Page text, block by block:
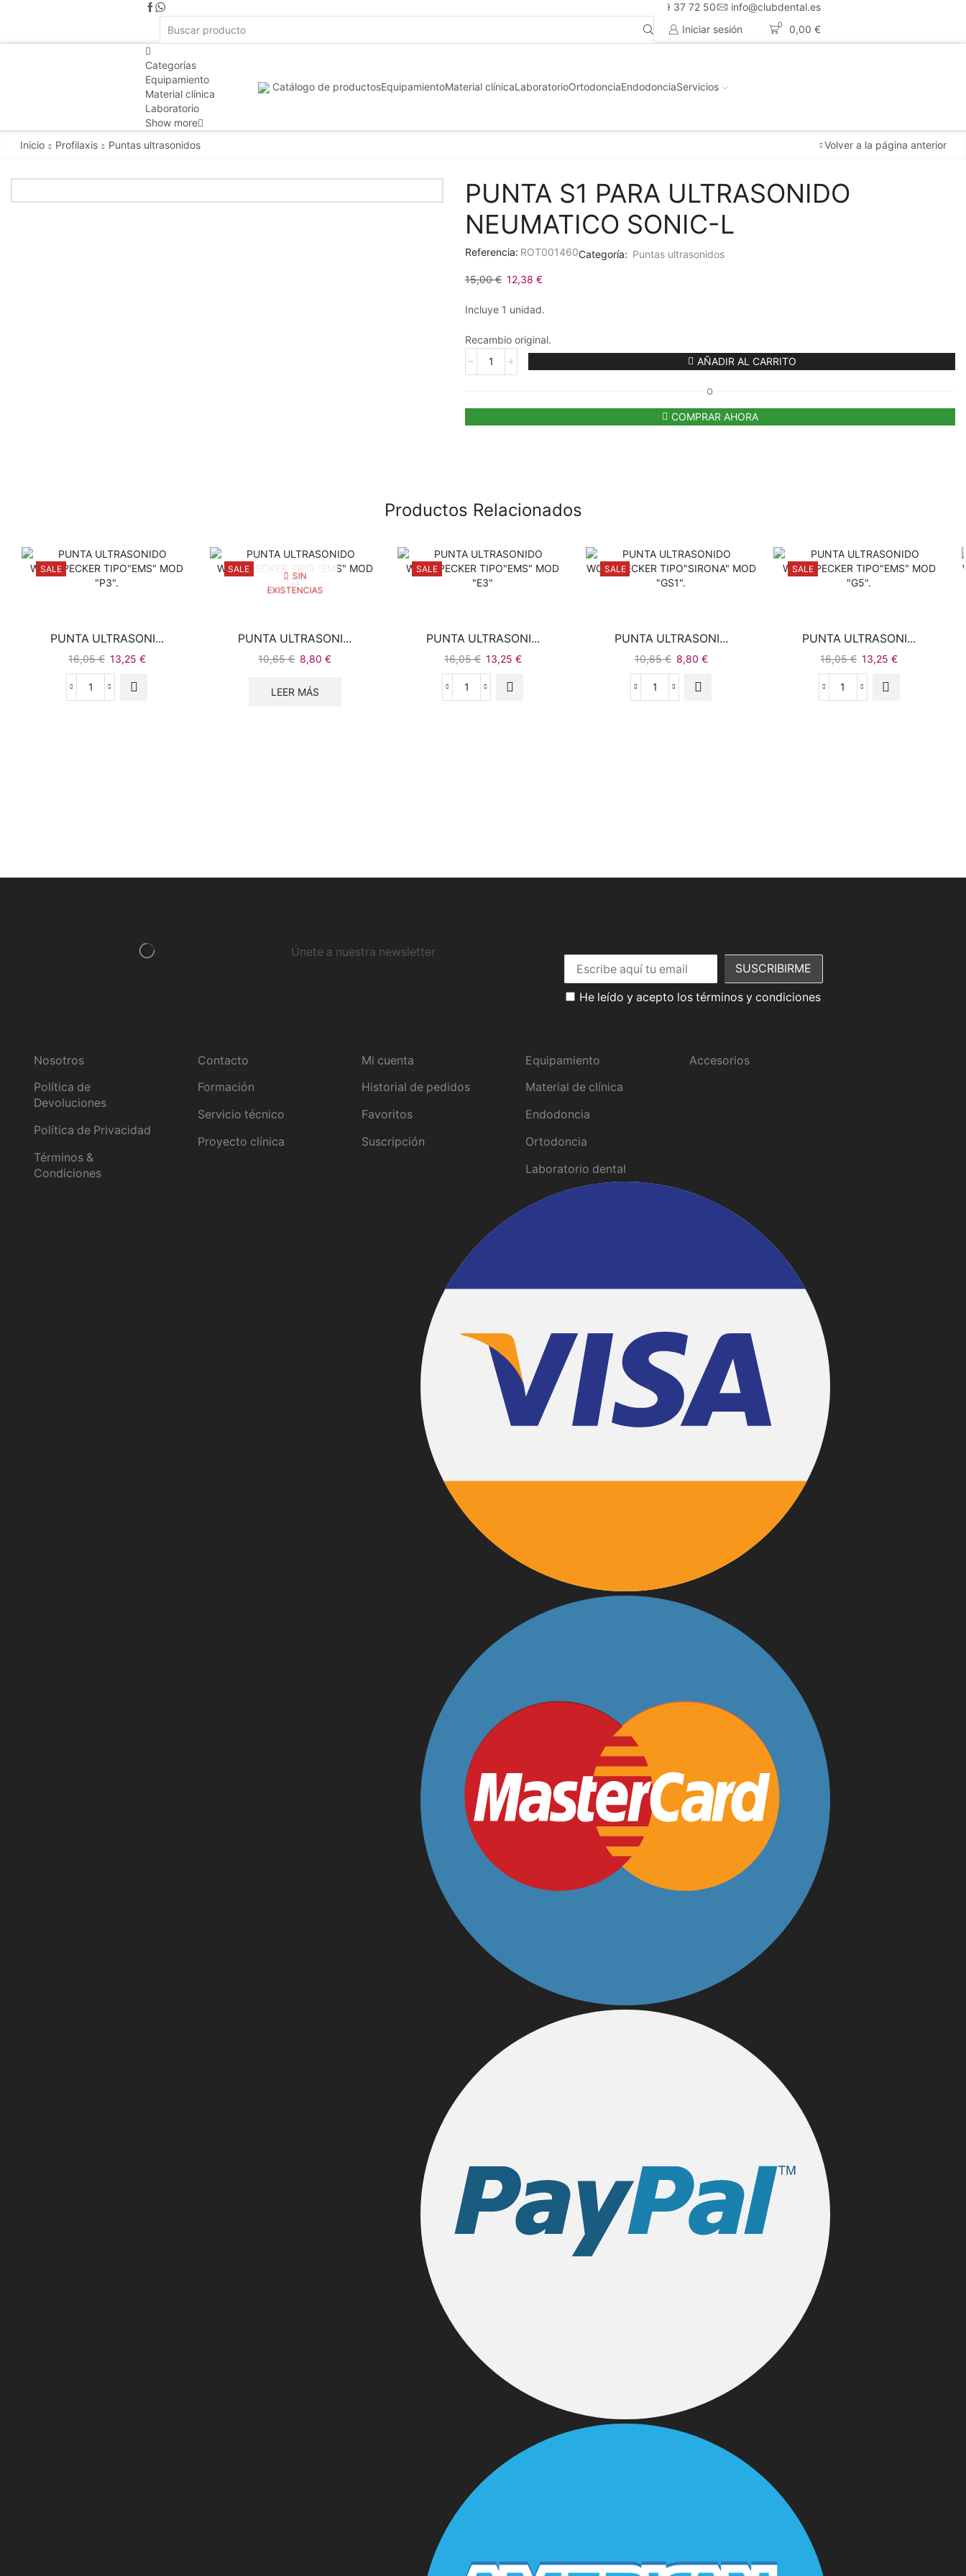
+34 659 37 72 50
info@clubdental.es
Iniciar sesión
0 0,00 €
Categorías
Equipamiento
Material clínica
Laboratorio
Show more
Catálogo de productosEquipamientoMaterial clínicaLaboratorioOrtodonciaEndodonciaServicios
Inicio Profilaxis Puntas ultrasonidos Volver a la página anterior
PUNTA S1 PARA ULTRASONIDO
NEUMATICO SONIC-L
Referencia: ROT001460Categoría: Puntas ultrasonidos
15,00€ 12,38 €
Incluye 1 unidad.
Recambio original.
AÑADIR AL CARRITO
O
COMPRAR AHORA
Productos Relacionados
SALE
PUNTA ULTRASONI...
16,05€ 13,25 €
SALE
SIN
EXISTENCIAS
PUNTA ULTRASONI...
10,65€ 8,80€
LEER MÁS
SALE
PUNTA ULTRASONI...
16,05€ 13,25 €
SALE
PUNTA ULTRASONI...
10,65€ 8,80 €
SALE
PUNTA ULTRASONI...
16,05€ 13,25€
Únete a nuestra newsletter
He leído y acepto los términos y condiciones
Nosotros
Política de
Devoluciones
Política de Privacidad
Términos &
Condiciones
Contacto
Formación
Servicio técnico
Proyecto clínica
Mi cuenta
Historial de pedidos
Favoritos
Suscripción
Equipamiento
Material de clínica
Endodoncia
Ortodoncia
Laboratorio dental
Accesorios